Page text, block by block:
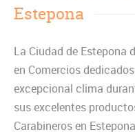
Estepona
La Ciudad de Estepona
en Comercios
excepcional clima
sus excelentes
Carabineros en